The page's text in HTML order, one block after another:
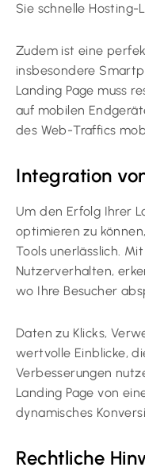
Sie schnelle Hosting-
Zudem ist eine
insbesondere
Landing Page muss
auf mobilen
des Web-Traffics
Integration
Um den Erfolg Ihrer
optimieren zu
Tools unerlässlich.
Nutzerverhalten,
wo Ihre Besucher
Daten zu Klicks,
wertvolle Einblicke,
Verbesserungen
Landing Page von
dynamisches
Rechtliche